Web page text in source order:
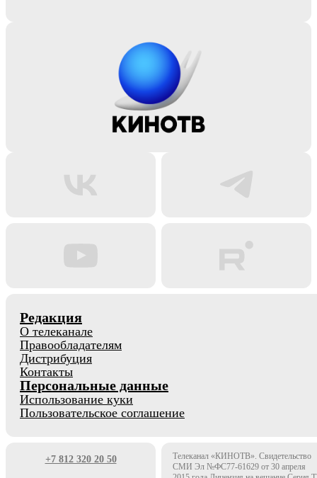
Редакция
О телеканале
Правообладателям
Дистрибуция
Контакты
Персональные данные
Использование куки
Пользовательское соглашение
+7 812 320 20 50
Телеканал «КИНОТВ». Свидетельство
СМИ Эл №ФС77-61629 от 30 апреля